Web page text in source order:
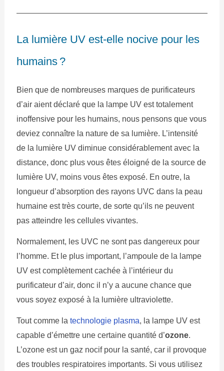
La lumière UV est-elle nocive pour les
humains ?
Bien que de nombreuses marques de purificateurs
d’air aient déclaré que la lampe UV est totalement
inoffensive pour les humains, nous pensons que vous
deviez connaître la nature de sa lumière. L’intensité
de la lumière UV diminue considérablement avec la
distance, donc plus vous êtes éloigné de la source de
lumière UV, moins vous êtes exposé. En outre, la
longueur d’absorption des rayons UVC dans la peau
humaine est très courte, de sorte qu’ils ne peuvent
pas atteindre les cellules vivantes.
Normalement, les UVC ne sont pas dangereux pour
l’homme. Et le plus important, l’ampoule de la lampe
UV est complètement cachée à l’intérieur du
purificateur d’air, donc il n’y a aucune chance que
vous soyez exposé à la lumière ultraviolette.
Tout comme la technologie plasma, la lampe UV est
capable d’émettre une certaine quantité d’ozone.
L’ozone est un gaz nocif pour la santé, car il provoque
des troubles respiratoires importants. Si vous utilisez